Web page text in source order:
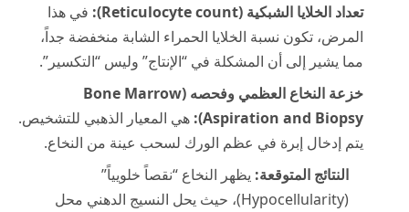
تعداد الخلايا الشبكية (Reticulocyte count):
في هذا
المرض، تكون نسبة الخلايا الحمراء الشابة منخفضة جداً،
مما يشير إلى أن المشكلة في “الإنتاج” وليس “التكسير”.
خزعة النخاع العظمي وفحصه (Bone Marrow
Aspiration and Biopsy):
هي المعيار الذهبي للتشخيص.
يتم إدخال إبرة في عظم الورك لسحب عينة من النخاع.
النتائج المتوقعة: يظهر النخاع “نقصاً خلويياً”
(Hypocellularity)، حيث يحل النسيج الدهني محل